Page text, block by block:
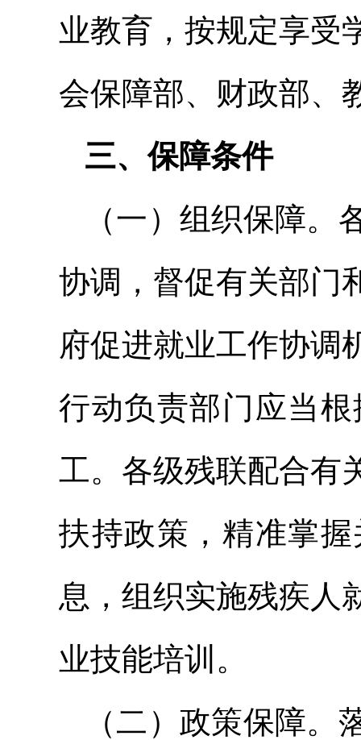
业教育，按规定享受
会保障部、财政部、
三、保障条件
（一）组织保障
协调，督促有关部门
府促进就业工作协调
行动负责部门应当
工。各级残联配合有
扶持政策，精准掌
息，组织实施残疾人
业技能培训。
（二）政策保障